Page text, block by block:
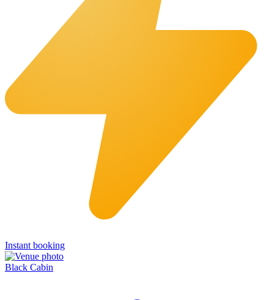
Instant booking
Black Cabin